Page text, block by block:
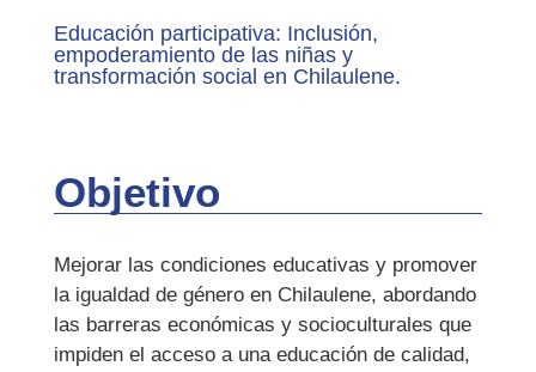
Educación participativa: Inclusión,
empoderamiento de las niñas y
transformación social en Chilaulene.
Objetivo
Mejorar las condiciones educativas y promover
la igualdad de género en Chilaulene, abordando
las barreras económicas y socioculturales que
impiden el acceso a una educación de calidad,